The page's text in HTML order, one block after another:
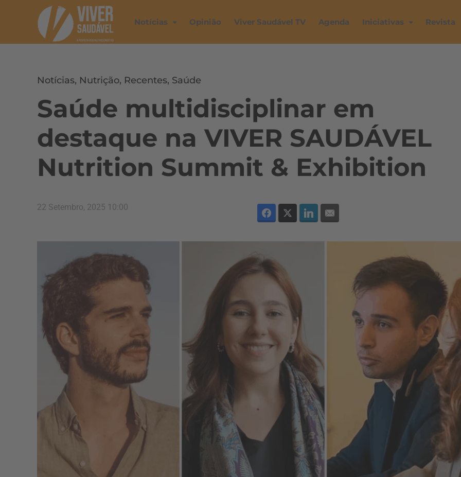
Notícias Opinião Viver Saudável TV Agenda Iniciativas Revista
Notícias, Nutrição, Recentes, Saúde
Saúde multidisciplinar em
destaque na VIVER SAUDÁVEL
Nutrition Summit & Exhibition
22 Setembro, 2025 10:00